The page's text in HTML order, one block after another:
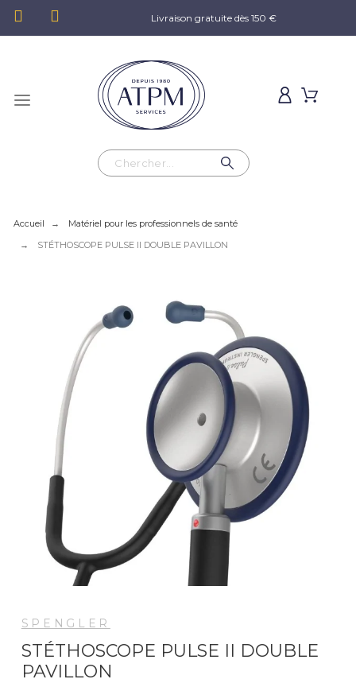
Livraison gratuite dès 150 €
Accueil
Matériel pour les professionnels de santé
STÉTHOSCOPE PULSE II DOUBLE PAVILLON
SPENGLER
STÉTHOSCOPE PULSE II DOUBLE
PAVILLON